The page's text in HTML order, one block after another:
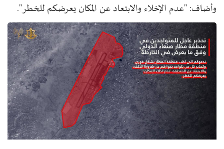
وأضاف: "عدم الإخلاء والابتعاد عن المكان يعرضكم للخطر".